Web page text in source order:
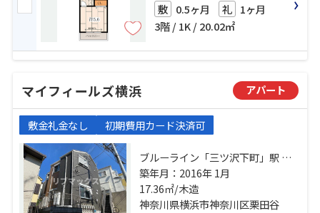
敷 0.5ヶ月 礼 1ヶ月
3階 / 1K / 20.02㎡
マイフィールズ横浜 アパート
敷金礼金なし 初期費用カード決済可
ブルーライン「三ツ沢下町」駅 徒
歩6分 東急東横線「反町」駅 徒歩9
分 東急東横線「東白楽」駅 徒歩17
分
築年月：2016年 1月
17.36㎡/木造
神奈川県横浜市神奈川区栗田谷